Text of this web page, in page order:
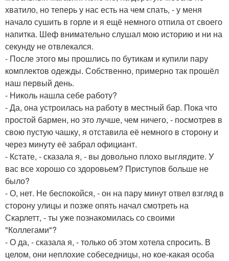
хватило, но теперь у нас есть на чем спать, - у меня
начало сушить в горле и я ещё немного отпила от своего
напитка. Шеф внимательно слушал мою историю и ни на
секунду не отвлекался.
- После этого мы прошлись по бутикам и купили пару
комплектов одежды. Собственно, примерно так прошёл
наш первый день.
- Николь нашла себе работу?
- Да, она устроилась на работу в местный бар. Пока что
простой бармен, но это лучше, чем ничего, - посмотрев в
свою пустую чашку, я отставила её немного в сторону и
через минуту её забрал официант.
- Кстате, - сказала я, - вы довольно плохо выглядите. У
вас все хорошо со здоровьем? Приступов больше не
было?
- О, нет. Не беспокойся, - он на пару минут отвел взгляд в
сторону улицы и позже опять начал смотреть на
Скарлетт, - ты уже познакомилась со своими
"Коллегами"?
- О да, - сказала я, - только об этом хотела спросить. В
целом, они неплохие собеседницы, но кое-какая особа